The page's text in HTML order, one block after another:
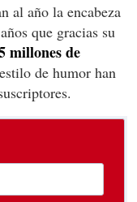
al año la encabeza
que gracias su
millones de
de humor han